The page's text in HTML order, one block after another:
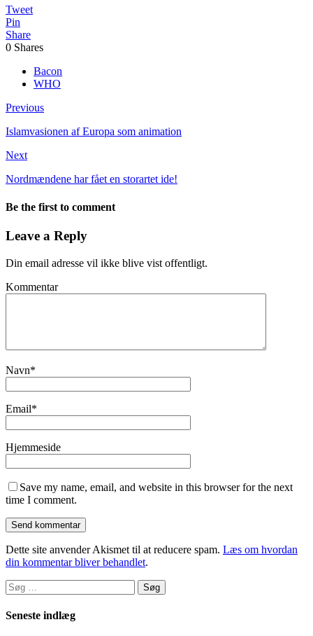
Tweet
Pin
Share
0 Shares
Bacon
WHO
Previous
Islamvasionen af Europa som animation
Next
Nordmændene har fået en storartet ide!
Be the first to comment
Leave a Reply
Din email adresse vil ikke blive vist offentligt.
Kommentar
Navn*
Email*
Hjemmeside
Save my name, email, and website in this browser for the next
time I comment.
Dette site anvender Akismet til at reducere spam. Læs om hvordan
din kommentar bliver behandlet.
Søg
efter:
Seneste indlæg